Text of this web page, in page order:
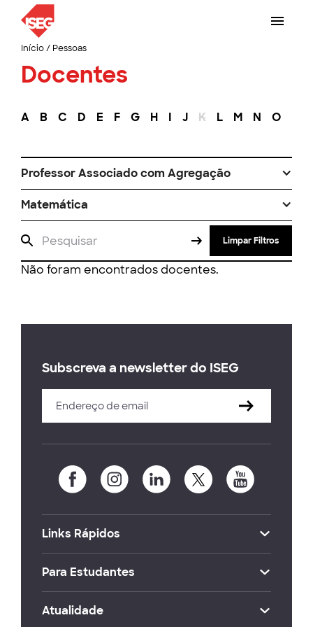
Início/ Pessoas
Docentes
A B C D E F G H I J K L M N O
Professor Associado com Agregação
Matemática
Limpar Filtros
Não foram encontrados docentes.
Subscreva a newsletter do ISEG
Links Rápidos
Para Estudantes
Atualidade